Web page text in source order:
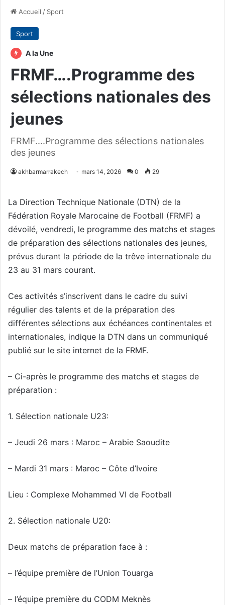
Accueil / Sport
Sport
A la Une
FRMF….Programme des
sélections nationales des
jeunes
FRMF....Programme des sélections nationales
des jeunes
akhbarmarrakech mars 14, 2026 0 29
La Direction Technique Nationale (DTN) de la
Fédération Royale Marocaine de Football (FRMF) a
dévoilé, vendredi, le programme des matchs et stages
de préparation des sélections nationales des jeunes,
prévus durant la période de la trêve internationale du
23 au 31 mars courant.
Ces activités s’inscrivent dans le cadre du suivi
régulier des talents et de la préparation des
différentes sélections aux échéances continentales et
internationales, indique la DTN dans un communiqué
publié sur le site internet de la FRMF.
– Ci-après le programme des matchs et stages de
préparation :
1. Sélection nationale U23:
– Jeudi 26 mars : Maroc – Arabie Saoudite
– Mardi 31 mars : Maroc – Côte d’Ivoire
Lieu : Complexe Mohammed VI de Football
2. Sélection nationale U20:
Deux matchs de préparation face à :
– l’équipe première de l’Union Touarga
– l’équipe première du CODM Meknès